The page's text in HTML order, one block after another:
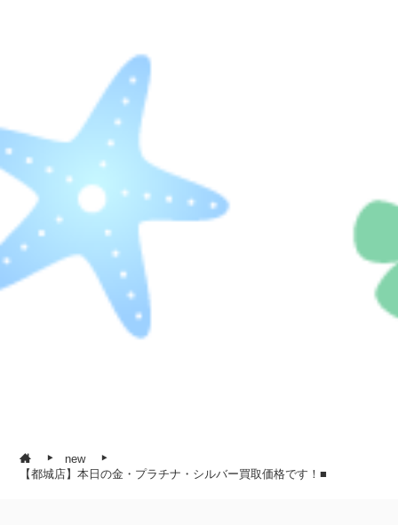
new
【都城店】本日の金・プラチナ・シルバー買取価格です！■